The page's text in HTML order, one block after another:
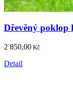
Dřevěný poklop
2 850,00 Kč
Detail